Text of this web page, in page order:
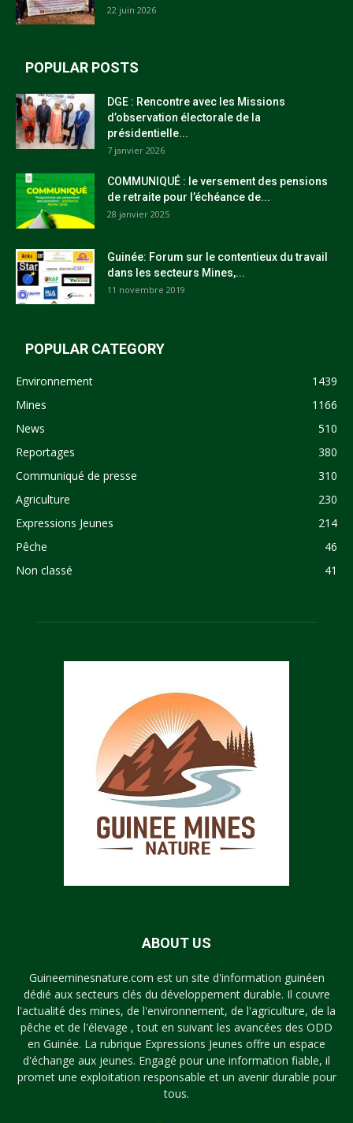
22 juin 2026
POPULAR POSTS
DGE : Rencontre avec les Missions
d’observation électorale de la
présidentielle...
7 janvier 2026
COMMUNIQUÉ : le versement des pensions
de retraite pour l’échéance de...
28 janvier 2025
Guinée: Forum sur le contentieux du travail
dans les secteurs Mines,...
11 novembre 2019
POPULAR CATEGORY
Environnement
1439
Mines
1166
News
510
Reportages
380
Communiqué de presse
310
Agriculture
230
Expressions Jeunes
214
Pêche
46
Non classé
41
ABOUT US
Guineeminesnature.com est un site d'information guinéen
dédié aux secteurs clés du développement durable. Il couvre
l'actualité des mines, de l'environnement, de l'agriculture, de la
pêche et de l'élevage , tout en suivant les avancées des ODD
en Guinée. La rubrique Expressions Jeunes offre un espace
d'échange aux jeunes. Engagé pour une information fiable, il
promet une exploitation responsable et un avenir durable pour
tous.